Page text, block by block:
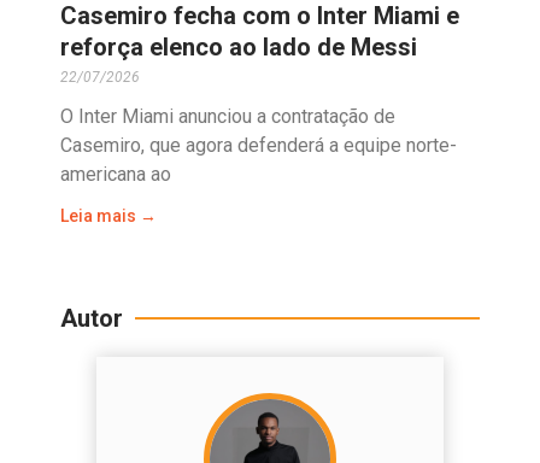
Casemiro fecha com o Inter Miami e
reforça elenco ao lado de Messi
22/07/2026
O Inter Miami anunciou a contratação de
Casemiro, que agora defenderá a equipe norte-
americana ao
Leia mais →
Autor